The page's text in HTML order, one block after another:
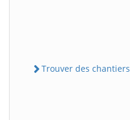
Trouver des chantiers